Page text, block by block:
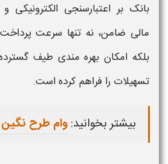
بانک بر اعتبارسنجی
مالی ضامن، نه‌ تنها سرعت پرداخت
بلکه امکان بهره‌ مندی طیف
تسهیلات را فراهم کرده است.
بیشتر بخوانید:وام طرح